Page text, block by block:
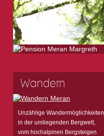
Wandern
Unzählige Wandermöglichkeiten
in der umliegenden Bergwelt,
vom hochalpinen Bergsteigen